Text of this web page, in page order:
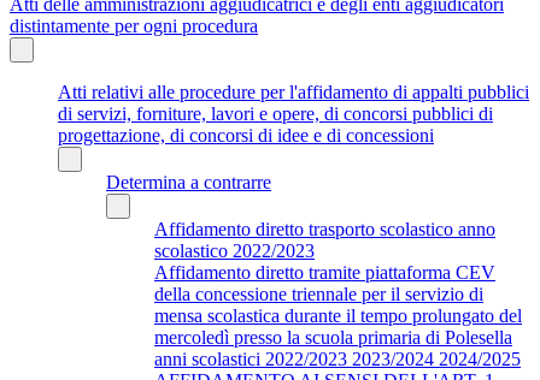
distintamente per ogni procedura
Atti relativi alle procedure per l'affidamento di appalti pubblici
di servizi, forniture, lavori e opere, di concorsi pubblici di
progettazione, di concorsi di idee e di concessioni
Determina a contrarre
Affidamento diretto trasporto scolastico anno
scolastico 2022/2023
Affidamento diretto tramite piattaforma CEV
della concessione triennale per il servizio di
mensa scolastica durante il tempo prolungato del
mercoledì presso la scuola primaria di Polesella
anni scolastici 2022/2023 2023/2024 2024/2025